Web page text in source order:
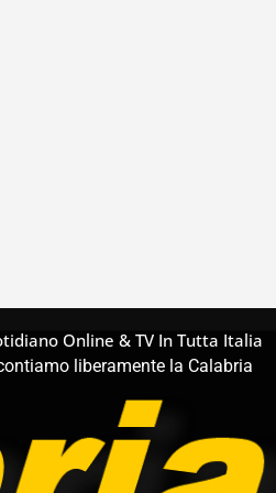
Online & TV In Tutta Italia
liberamente la Calabria